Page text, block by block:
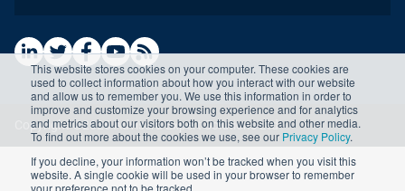
This website stores cookies on your computer. These cookies are
used to collect information about how you interact with our website
and allow us to remember you. We use this information in order to
improve and customize your browsing experience and for analytics
and metrics about our visitors both on this website and other media.
To find out more about the cookies we use, see our Privacy Policy.
If you decline, your information won’t be tracked when you visit this
website. A single cookie will be used in your browser to remember
your preference not to be tracked.
Copyright ©2026 Advisera Expert Solutions Ltd